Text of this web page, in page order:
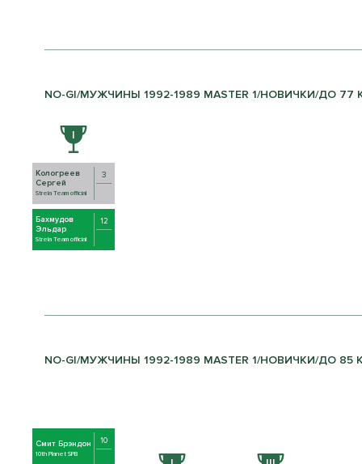
NO-GI/МУЖЧИНЫ 1992-1989 MASTER 1/НОВИЧКИ/ДО 77
Кологреев
Сергей
Strela Team official
3
Бахмудов
Эльдар
Strela Team official
12
NO-GI/МУЖЧИНЫ 1992-1989 MASTER 1/НОВИЧКИ/ДО 85
Смит Брэндон
10th Planet SPB
10